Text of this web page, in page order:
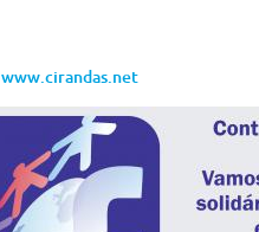
www.cirandas.net